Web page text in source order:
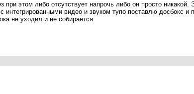
этом либо отсутствует напрочь либо он просто
видео и звуком тупо поставлю досбокс
не уходил и не собирается.